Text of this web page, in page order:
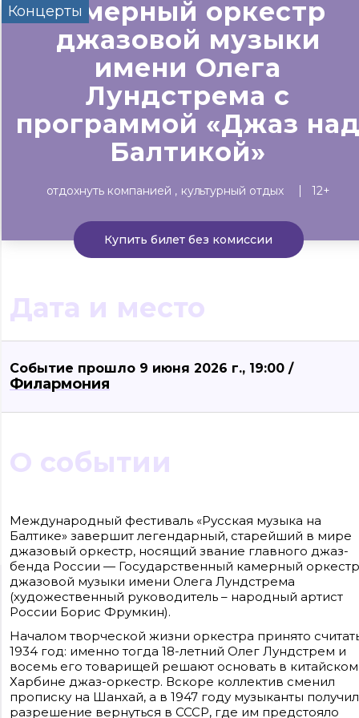
#билеты без комиссии
Сегодня Выходные
Все материалы Концерты Театр Детям
Концертыкамерный оркестр
джазовой музыки
имени Олега
Лундстрема с
программой «Джаз
Балтикой»
отдохнуть компанией культурный отдых 12+
Купить билет без комиссии
Дата и место
Событие прошло 9 июня 2026 г., 19:00 /
Филармония
О событии
Международный фестиваль «Русская музыка на
Балтике» завершит легендарный, старейший в мире
джазовый оркестр, носящий звание главного джаз-
бенда России — Государственный камерный оркестр
джазовой музыки имени Олега Лундстрема
(художественный руководитель – народный артист
России Борис Фрумкин).
Началом творческой жизни оркестра принято
1934 год: именно тогда 18-летний Олег Лундстрем и
восемь его товарищей решают основать в китайском
Харбине джаз-оркестр. Вскоре коллектив сменил
прописку на Шанхай, а в 1947 году музыканты
разрешение вернуться в СССР, где им предстояло
Сайт входит в медиагруппу «Западная пресса» ОГРН 1063906014743, ИНН
3906148636, КПП 390601001
Контакты редакции: +7(4012) 310-124, news@klops.ru. Реклама: +7 (931) 107 50
reklama@klops.ru. Афиша: +7(967) 351 20 51, reklama@klops.ru
Адрес редакции и учредителя: г. Калининград, ул. Рокоссовского, 16/18, пом. I,
оф. 2
Сетевое издание "Klops.ru", регистрационный номер и дата принятия
решения о регистрации: ЭЛ № ФС 77 - 78739 от 20 июля 2020 года,
зарегистрировано Федеральной службой по надзору в сфере связи,
информационных технологий и массовых коммуникаций (Роскомнадзор).
Учредитель: ООО "Русская медиагруппа "Западная Пресса". Главный
редактор: Фомченкова Кристина Владимировна